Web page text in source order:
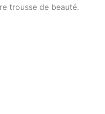
trousse de beauté.